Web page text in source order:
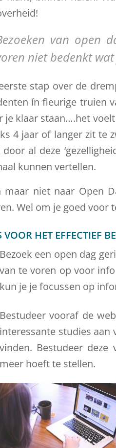
van open
niet bedenkt
stap over de
ín fleurige truien
je klaar staan….het
4 jaar of langer zit te
al deze
kunnen vertellen.
maar niet naar Open
Wel om je goed voor
VOOR HET EFFECTIEF
Bezoek een open dag
van te voren op voor
kun je je focussen op
Bestudeer vooraf de
interessante studies
vinden. Bestudeer
meer hoeft te stellen.